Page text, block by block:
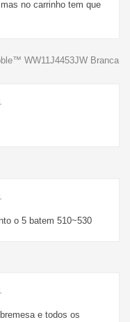
no carrinho tem que
WW11J4453JW Branca
o 5 batem 510~530
e todos os